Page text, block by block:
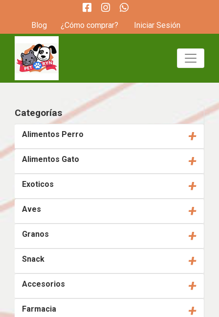
Blog ¿Cómo comprar? Iniciar Sesión
Categorías
Alimentos Perro +
Alimentos Gato +
Exoticos +
Aves +
Granos +
Snack +
Accesorios +
Farmacia +